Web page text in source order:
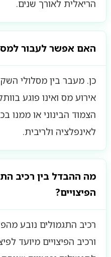
הריאלית לאורך שנים.
האם אפשר לעבור
כן. מעבר בין מסלולי
אירוע מס ואינו פוגע
הצמוד הבינוני או ממנו
לאינפלציה ולריבית.
מה ההבדל בין רכיב
הפיצויים?
רכיב התגמולים נובע
ורכיב הפיצויים מיועד